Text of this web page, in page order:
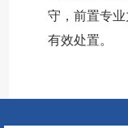
守，前置专
有效处置。